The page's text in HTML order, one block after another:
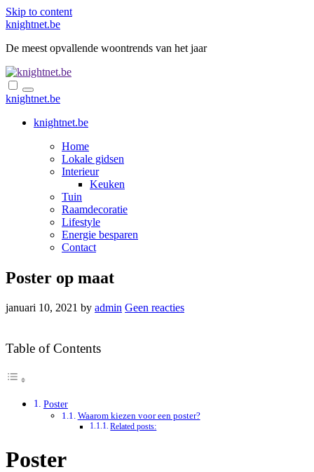
Skip to content
knightnet.be
De meest opvallende woontrends van het jaar
knightnet.be
knightnet.be
Home
Lokale gidsen
Interieur
Keuken
Tuin
Raamdecoratie
Lifestyle
Energie besparen
Contact
Poster op maat
januari 10, 2021 by admin Geen reacties
Table of Contents
Poster
Waarom kiezen voor een poster?
Related posts:
Poster